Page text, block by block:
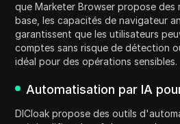
que Marketer Browser propose des
base, les capacités de navigateur
garantissent que les utilisateurs
comptes sans risque de détection
idéal pour des opérations sensibles.
Automatisation par IA
DICloak propose des outils